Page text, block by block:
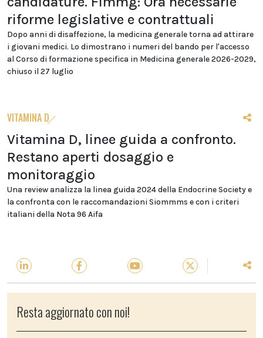
riforme legislative e contrattuali
Dopo anni di disaffezione, la medicina generale torna ad attirare
i giovani medici. Lo dimostrano i numeri del bando per l'accesso
al Corso di formazione specifica in Medicina generale 2026-2029,
chiuso il 27 luglio
VITAMINA D
Vitamina D, linee guida a confronto.
Restano aperti dosaggio e
monitoraggio
Una review analizza la linea guida 2024 della Endocrine Society e
la confronta con le raccomandazioni Siommms e con i criteri
italiani della Nota 96 Aifa
Resta aggiornato con noi!